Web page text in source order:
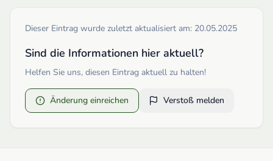
Dieser Eintrag wurde zuletzt aktualisiert am: 20.05.2025
Sind die Informationen hier aktuell?
Helfen Sie uns, diesen Eintrag aktuell zu halten!
Änderung einreichen Verstoß melden